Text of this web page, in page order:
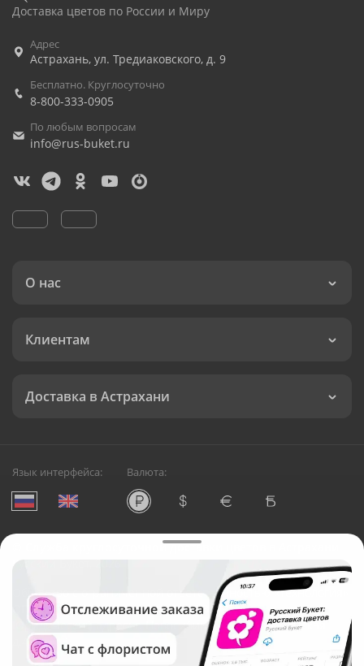
Доставка цветов по России и Миру
Адрес
Астрахань, ул. Тредиаковского, д. 9
Бесплатно. Круглосуточно
8-800-333-0905
По любым вопросам
info@rus-buket.ru
О нас
Клиентам
Доставка в Астрахани
Язык интерфейса: Валюта:
Служба круглосуточной доставки цветов в Астрахани
Русский Букет, 2026
Общество с ограниченной ответственностью «Технология»
ОГРН: 1195476081745, ИНН: 5410081997
Юридический адрес: г. Новосибирск, ул. Ипподромская,
д.42, оф. 3